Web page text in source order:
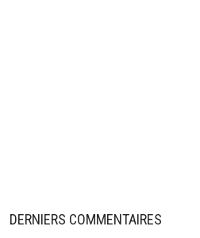
DERNIERS COMMENTAIRES